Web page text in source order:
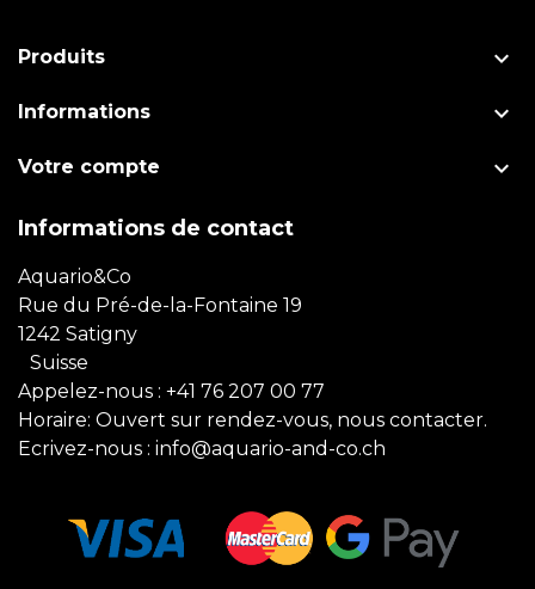
Produits 
Informations 
Votre compte 
Informations de contact
Aquario&Co
Rue du Pré-de-la-Fontaine 19
1242 Satigny
Suisse
Appelez-nous : +41 76 207 00 77
Horaire: Ouvert sur rendez-vous, nous contacter.
Ecrivez-nous : info@aquario-and-co.ch